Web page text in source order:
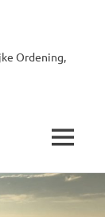
Ordening,
MENU